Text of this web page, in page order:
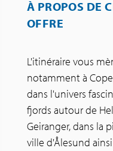
À PROPOS DE
OFFRE
L'itinéraire vous
notamment à
dans l'univers
fjords autour de
Geiranger, dans la
ville d'Ålesund